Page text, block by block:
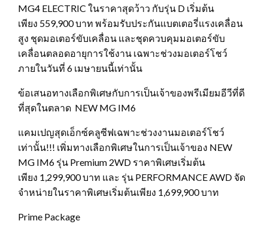
MG4 ELECTRIC ในราคาสุดว้าว กับรุ่น D เริ่มต้น
เพียง 559,900 บาท พร้อมรับประกันแบตเตอรี่แรงเคลื่อน
สูง ชุดมอเตอร์ขับเคลื่อน และชุดควบคุมมอเตอร์ขับ
เคลื่อนตลอดอายุการใช้งาน เฉพาะช่วงมอเตอร์โชว์
ภายในวันที่ 6 เมษายนนี้เท่านั้น
ข้อเสนอทางเลือกพิเศษกับการเป็นเจ้าของพรีเมียมอีวีที่ดี
ที่สุดในตลาด NEW MG IM6
แคมเปญสุดเอ็กซ์คลูซีฟเฉพาะช่วงงานมอเตอร์โชว์
เท่านั้น!!! เพิ่มทางเลือกพิเศษในการเป็นเจ้าของ NEW
MG IM6 รุ่น Premium 2WD ราคาพิเศษเริ่มต้น
เพียง 1,299,900 บาท และ รุ่น PERFORMANCE AWD จัด
จำหน่ายในราคาพิเศษเริ่มต้นเพียง 1,699,900 บาท
Prime Package